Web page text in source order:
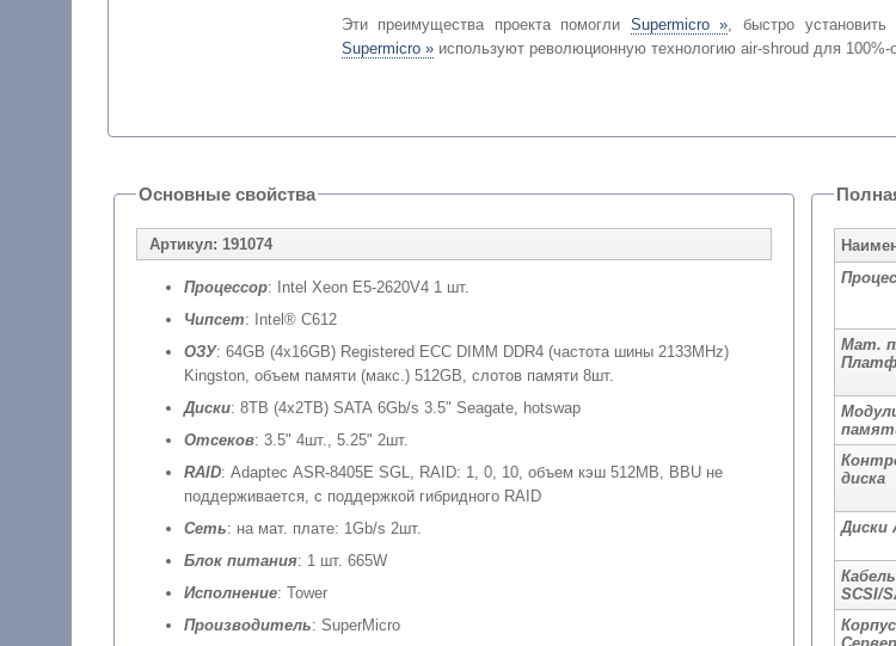
Эти преимущества проекта помогли Supermicro », быстро
Supermicro »используют революционную технологию air-shroud для 100%-
Основные свойства
Артикул: 191074
Процессор: Intel Xeon E5-2620V4 1 шт.
Чипсет: Intel® C612
ОЗУ: 64GB (4x16GB) Registered ECC DIMM DDR4 (частота шины 2133MHz)
Kingston, объем памяти (макс.) 512GB, слотов памяти 8шт.
Диски: 8TB (4x2TB) SATA 6Gb/s 3.5" Seagate, hotswap
Отсеков: 3.5" 4шт., 5.25" 2шт.
RAID: Adaptec ASR-8405E SGL, RAID: 1, 0, 10, объем кэш 512MB, BBU не
поддерживается, с поддержкой гибридного RAID
Сеть: на мат. плате: 1Gb/s 2шт.
Блок питания: 1 шт. 665W
Исполнение: Tower
Производитель: SuperMicro
Мат.
диска
Диски
Кабель
SCSI/